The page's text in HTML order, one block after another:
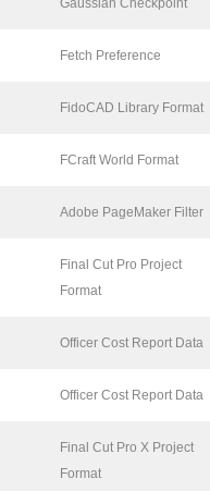
Gaussian Checkpoint
Fetch Preference
FidoCAD Library Format
FCraft World Format
Adobe PageMaker Filter
Final Cut Pro Project
Format
Officer Cost Report Data
Officer Cost Report Data
Final Cut Pro X Project
Format